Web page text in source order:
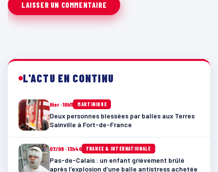
L'ACTU EN CONTINU
Hier · 10h11 MARTINIQUE
Deux personnes blessées par balles aux Terres
Sainville à Fort-de-France
07/08 · 13h46 FRANCE & INTERNATIONALE
Pas-de-Calais : un enfant grièvement brûlé
après l’explosion d’une balle antistress achetée